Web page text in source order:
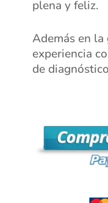
plena y feliz.
Además en
experiencia
de